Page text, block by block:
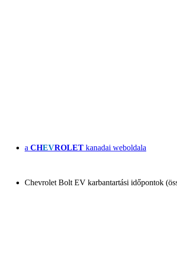
a CHEVROLET kanadai weboldala
Chevrolet Bolt EV karbantartási időpontok